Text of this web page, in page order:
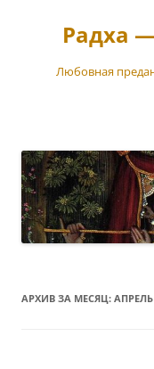
содержимому
Радха
Любовная
АРХИВ ЗА МЕСЯЦ: АПРЕЛЬ